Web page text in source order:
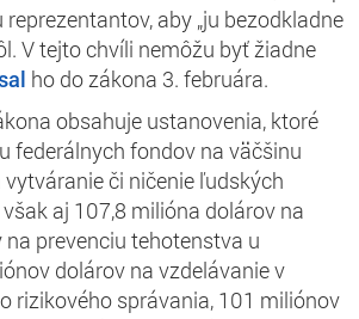
reprezentantov, aby „ju bezodkladne
V tejto chvíli nemôžu byť žiadne
ho do zákona 3. februára.
obsahuje ustanovenia, ktoré
federálnych fondov na väčšinu
či ničenie ľudských
aj 107,8 milióna dolárov na
prevenciu tehotenstva u
dolárov na vzdelávanie v
rizikového správania, 101 miliónov